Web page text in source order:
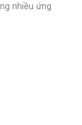
nhiều ứng